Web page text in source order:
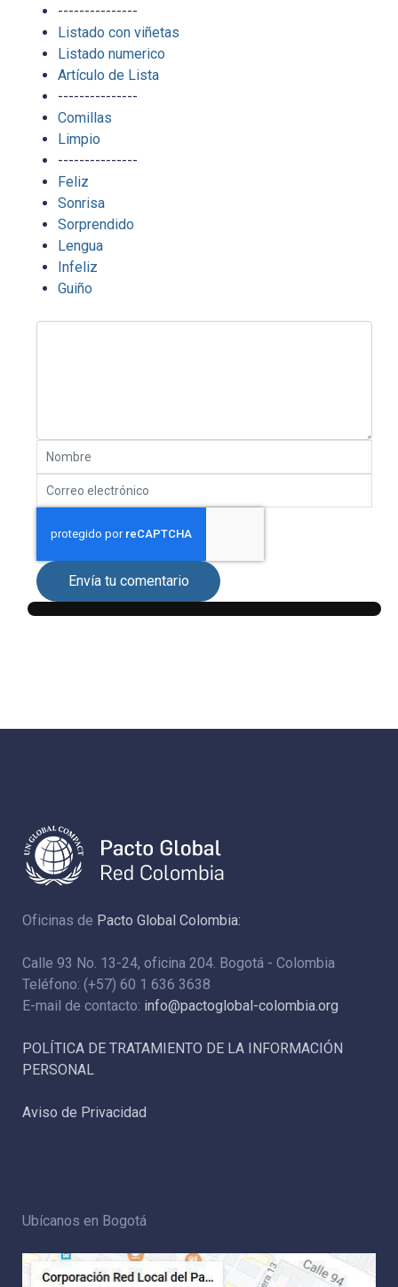
---------------
Listado con viñetas
Listado numerico
Artículo de Lista
---------------
Comillas
Limpio
---------------
Feliz
Sonrisa
Sorprendido
Lengua
Infeliz
Guiño
Envía tu comentario
Oficinas de Pacto Global Colombia:
Calle 93 No. 13-24, oficina 204. Bogotá - Colombia
Teléfono: (+57) 60 1 636 3638
E-mail de contacto: info@pactoglobal-colombia.org
POLÍTICA DE TRATAMIENTO DE LA INFORMACIÓN
PERSONAL
Aviso de Privacidad
Ubícanos en Bogotá